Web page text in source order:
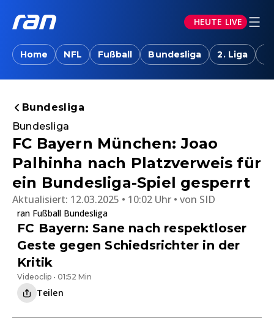
HEUTE LIVE
Home NFL Fußball Bundesliga 2. Liga
Bundesliga
Bundesliga
FC Bayern München: Joao
Palhinha nach Platzverweis für
ein Bundesliga-Spiel gesperrt
Aktualisiert: 12.03.2025 • 10:02 Uhr von SID
ran Fußball Bundesliga
FC Bayern: Sane nach respektloser
Geste gegen Schiedsrichter in der
Kritik
Videoclip • 01:52 Min
Teilen